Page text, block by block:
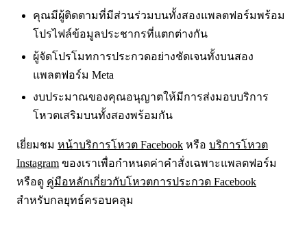
คุณมีผู้ติดตามที่มีส่วนร่วมบนทั้งสองแพลตฟอร์มพร้อม
โปรไฟล์ข้อมูลประชากรที่แตกต่างกัน
ผู้จัดโปรโมทการประกวดอย่างชัดเจนทั้งบนสอง
แพลตฟอร์ม Meta
งบประมาณของคุณอนุญาตให้มีการส่งมอบบริการ
โหวตเสริมบนทั้งสองพร้อมกัน
เยี่ยมชม หน้าบริการโหวต Facebook หรือ บริการโหวต
Instagram ของเราเพื่อกำหนดค่าคำสั่งเฉพาะแพลตฟอร์ม
หรือดู คู่มือหลักเกี่ยวกับโหวตการประกวด Facebook
สำหรับกลยุทธ์ครอบคลุม